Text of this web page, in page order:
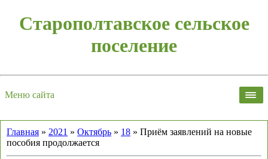
Старополтавское сельское
поселение
Меню сайта
Главная » 2021 » Октябрь » 18 » Приём заявлений на новые
пособия продолжается